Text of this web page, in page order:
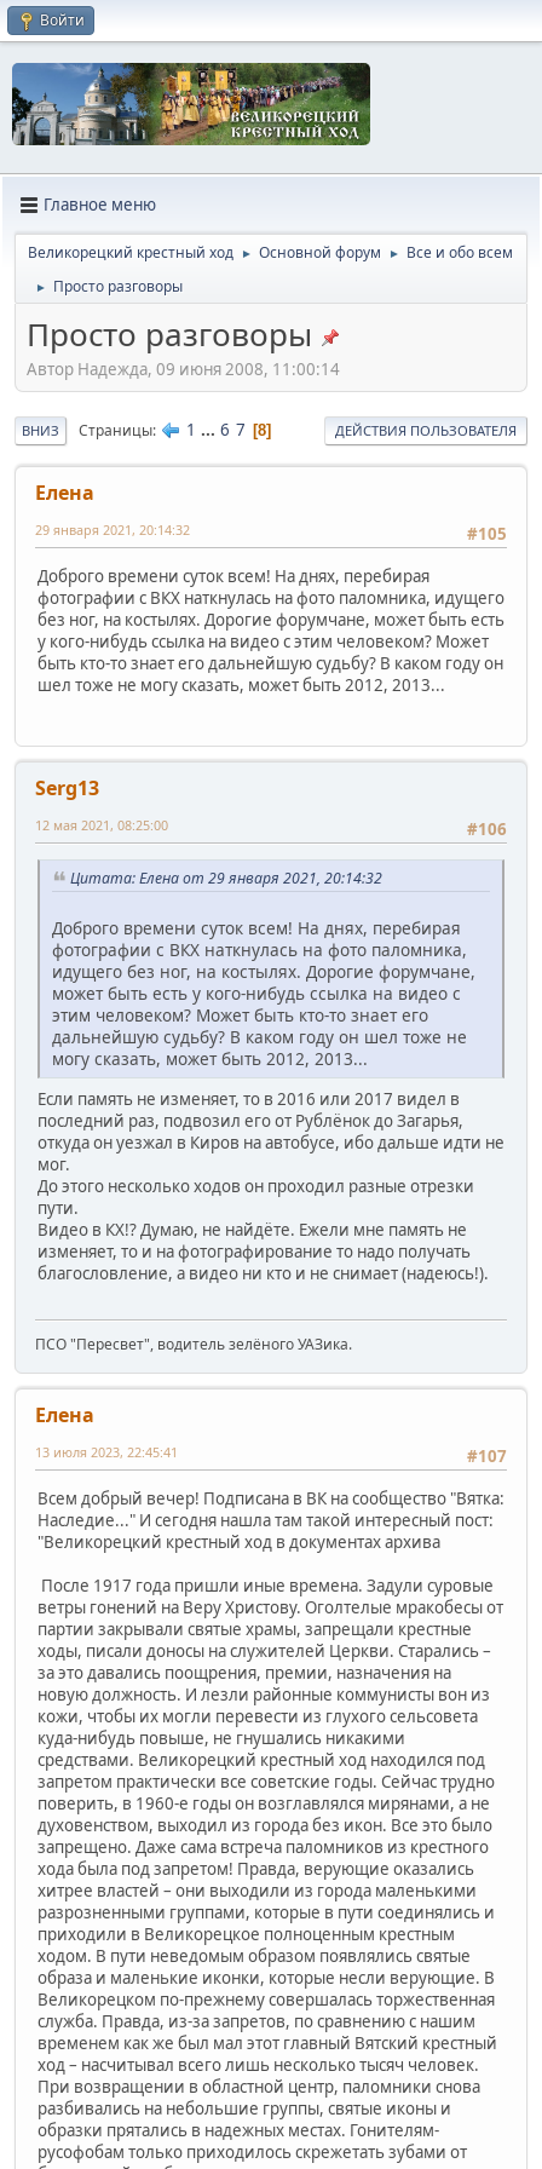
Войти
Главное меню
Великорецкий крестный ход ► Основной форум ► Все и обо всем
► Просто разговоры
Просто разговоры
Автор Надежда, 09 июня 2008, 11:00:14
ВНИЗ Страницы 1 ... 6 7 8 ДЕЙСТВИЯ ПОЛЬЗОВАТЕЛЯ
Елена
#105
29 января 2021, 20:14:32
Доброго времени суток всем! На днях, перебирая
фотографии с ВКХ наткнулась на фото паломника, идущего
без ног, на костылях. Дорогие форумчане, может быть есть
у кого-нибудь ссылка на видео с этим человеком? Может
быть кто-то знает его дальнейшую судьбу? В каком году он
шел тоже не могу сказать, может быть 2012, 2013...
Serg13
#106
12 мая 2021, 08:25:00
Цитата: Елена от 29 января 2021, 20:14:32
Доброго времени суток всем! На днях, перебирая
фотографии с ВКХ наткнулась на фото паломника,
идущего без ног, на костылях. Дорогие форумчане,
может быть есть у кого-нибудь ссылка на видео с
этим человеком? Может быть кто-то знает его
дальнейшую судьбу? В каком году он шел тоже не
могу сказать, может быть 2012, 2013...
Если память не изменяет, то в 2016 или 2017 видел в
последний раз, подвозил его от Рублёнок до Загарья,
откуда он уезжал в Киров на автобусе, ибо дальше идти не
мог.
До этого несколько ходов он проходил разные отрезки
пути.
Видео в КХ!? Думаю, не найдёте. Ежели мне память не
изменяет, то и на фотографирование то надо получать
благословление, а видео ни кто и не снимает (надеюсь!).
ПСО "Пересвет", водитель зелёного УАЗика.
Елена
#107
13 июля 2023, 22:45:41
Всем добрый вечер! Подписана в ВК на сообщество "Вятка:
Наследие..." И сегодня нашла там такой интересный пост:
"Великорецкий крестный ход в документах архива
После 1917 года пришли иные времена. Задули суровые
ветры гонений на Веру Христову. Оголтелые мракобесы от
партии закрывали святые храмы, запрещали крестные
ходы, писали доносы на служителей Церкви. Старались –
за это давались поощрения, премии, назначения на
новую должность. И лезли районные коммунисты вон из
кожи, чтобы их могли перевести из глухого сельсовета
куда-нибудь повыше, не гнушались никакими
средствами. Великорецкий крестный ход находился под
запретом практически все советские годы. Сейчас трудно
поверить, в 1960-е годы он возглавлялся мирянами, а не
духовенством, выходил из города без икон. Все это было
запрещено. Даже сама встреча паломников из крестного
хода была под запретом! Правда, верующие оказались
хитрее властей – они выходили из города маленькими
разрозненными группами, которые в пути соединялись и
приходили в Великорецкое полноценным крестным
ходом. В пути неведомым образом появлялись святые
образа и маленькие иконки, которые несли верующие. В
Великорецком по-прежнему совершалась торжественная
служба. Правда, из-за запретов, по сравнению с нашим
временем как же был мал этот главный Вятский крестный
ход – насчитывал всего лишь несколько тысяч человек.
При возвращении в областной центр, паломники снова
разбивались на небольшие группы, святые иконы и
образки прятались в надежных местах. Гонителям-
русофобам только приходилось скрежетать зубами от